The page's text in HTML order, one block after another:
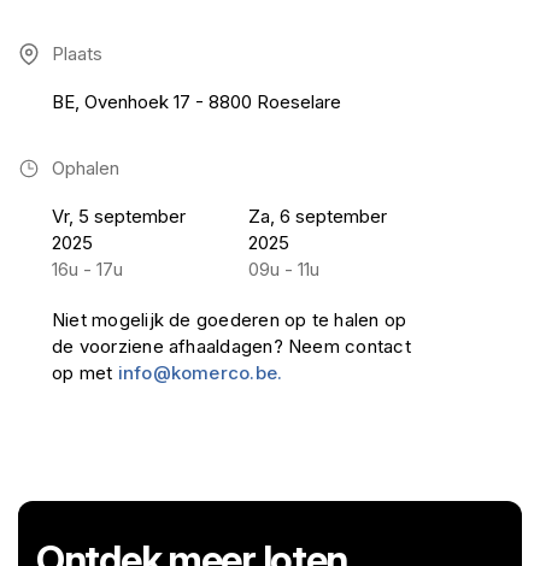
Plaats
BE, Ovenhoek 17 - 8800 Roeselare
Ophalen
Vr, 5 september
2025
16u - 17u
Za, 6 september
2025
09u - 11u
Niet mogelijk de goederen op te halen op
de voorziene afhaaldagen? Neem contact
op met info@komerco.be.